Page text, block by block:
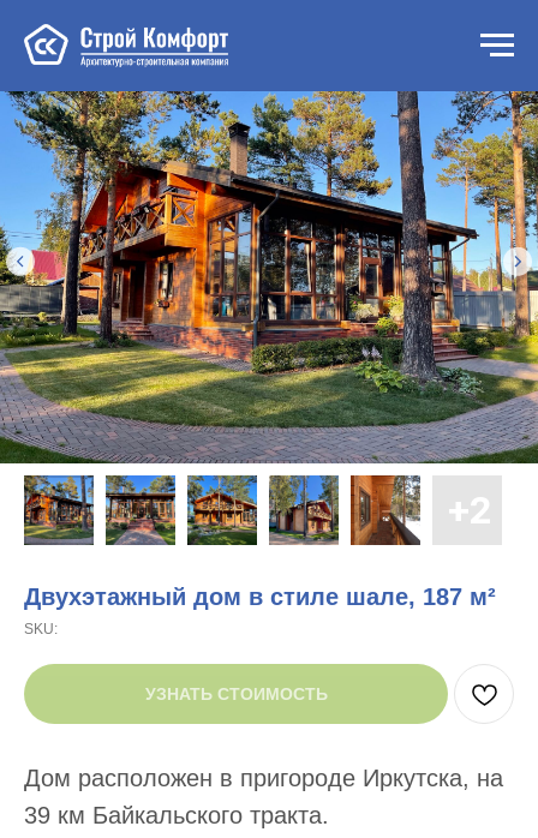
Двухэтажный дом в стиле шале, 187 м²
SKU:
УЗНАТЬ СТОИМОСТЬ
Дом расположен в пригороде Иркутска, на
39 км Байкальского тракта.